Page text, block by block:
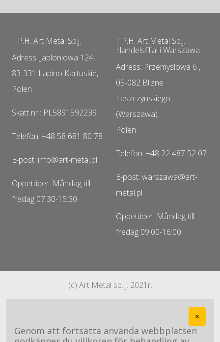
F.P.H. Art Metal Sp.j.
Adress: Jabloniowa 124,
83-331 Lapino Kartuskie,
Polen
Skatt nr.: PL5891592239
Telefon: +48 58 681 80 78
E-post: info@art-metal.pl
Öppettider: Måndag till
fredag 07:30-15:30
F.P.H. Art Metal Sp.j.
Handelsfilial i Warszawa
Adress: Przemyslowa 6 ,
05-082 Blizne
Laszczynskiego
(Warszawa)
Polen
Telefon: +48 22 487 52 07
E-post: warszawa@art-
metal.pl
Öppettider: Måndag till
fredag 09:00-16:00
(c) Art Metal sp. j. 2021r.
×
Genom att fortsätta använda webbplatsen